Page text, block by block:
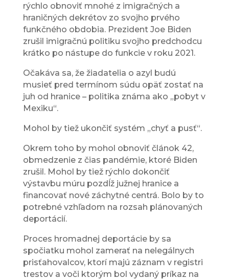
rýchlo obnoviť mnohé z imigračných a
hraničných dekrétov zo svojho prvého
funkčného obdobia. Prezident Joe Biden
zrušil imigračnú politiku svojho predchodcu
krátko po nástupe do funkcie v roku 2021.
Očakáva sa, že žiadatelia o azyl budú
musieť pred termínom súdu opäť zostať na
juh od hranice – politika známa ako „pobyt v
Mexiku“.
Mohol by tiež ukončiť systém „chyť a pusť“.
Okrem toho by mohol obnoviť článok 42,
obmedzenie z čias pandémie, ktoré Biden
zrušil. Mohol by tiež rýchlo dokončiť
výstavbu múru pozdĺž južnej hranice a
financovať nové záchytné centrá. Bolo by to
potrebné vzhľadom na rozsah plánovaných
deportácií.
Proces hromadnej deportácie by sa
spočiatku mohol zamerať na nelegálnych
prisťahovalcov, ktorí majú záznam v registri
trestov a voči ktorým bol vydaný príkaz na